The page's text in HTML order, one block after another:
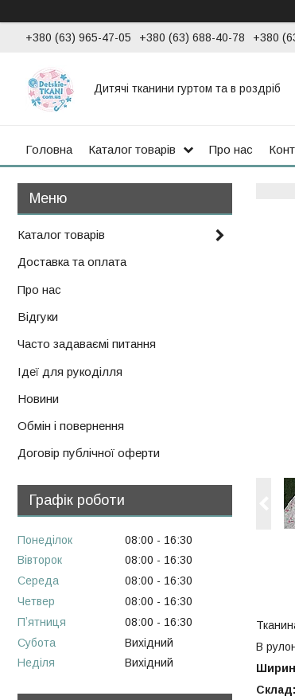
+380 (63) 965-47-05 +380 (63) 688-40-78 +380
Дитячі тканини гуртом та в роздріб
Головна Каталог товарів Про нас
В
Склад:
Каталог товарів
Доставка та оплата
Про нас
Відгуки
Часто задаваємі питання
Ідеї для рукоділля
Новини
Обмін і повернення
Договір публічної оферти
Графік роботи
Понеділок 08:00
16:30
Вівторок
08:00
16:30
Середа
08:00
16:30
Четвер
08:00
16:30
Пʼятниця
08:00
16:30
Субота
Вихідний
Неділя
Вихідний